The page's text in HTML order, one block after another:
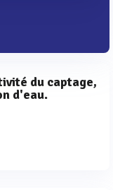
du captage,
d'eau.